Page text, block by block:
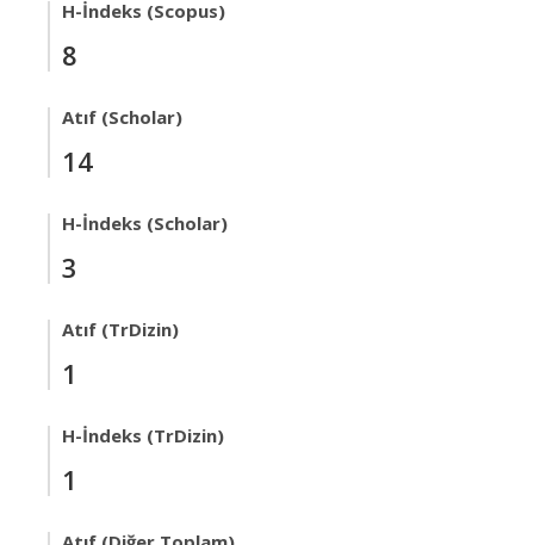
H-İndeks (Scopus)
8
Atıf (Scholar)
14
H-İndeks (Scholar)
3
Atıf (TrDizin)
1
H-İndeks (TrDizin)
1